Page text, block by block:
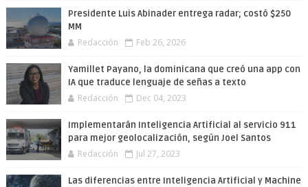
Presidente Luis Abinader entrega radar; costó $250
MM
Redacción Feb 26, 2026
Yamillet Payano, la dominicana que creó una app con
IA que traduce lenguaje de señas a texto
Redacción Dec 04, 2023
Implementarán Inteligencia Artificial al servicio 911
para mejor geolocalización, según Joel Santos
Redacción Jul 27, 2023
Las diferencias entre Inteligencia Artificial y Machine